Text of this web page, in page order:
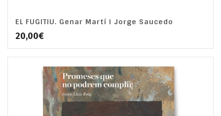
5.00
EL FUGITIU. Genar Martí i Jorge Saucedo
20,00€